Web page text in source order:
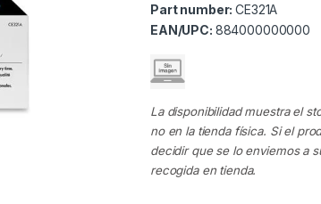
Part number:CE321A
EAN/UPC: 884000000000
La disponibilidad muestra el
no en la tienda física. Si el
decidir que se lo enviemos a
recogida en tienda.